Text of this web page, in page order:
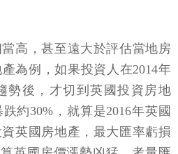
高，甚至遠大於評估當地房
為例，如果投資人在2014年
勢後，才切到英國投資房地
約30%，就算是2016年英國
英國房地產，最大匯率虧損